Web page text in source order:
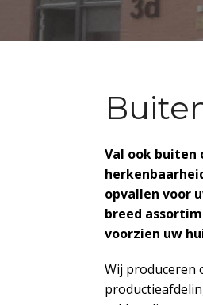
Val ook buiten
opvallen voor
breed
voorzien uw
Wij produceren